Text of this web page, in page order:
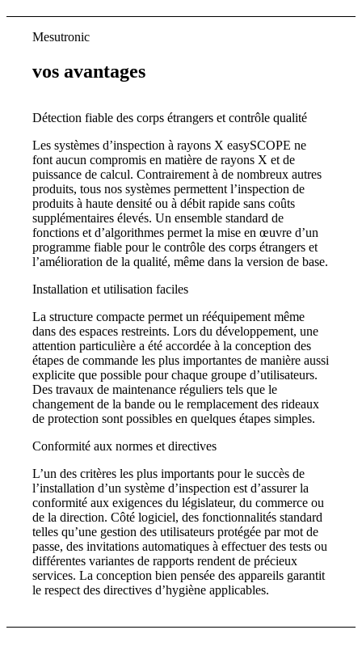
Mesutronic
vos avantages
Détection fiable des corps étrangers et contrôle qualité
Les systèmes d’inspection à rayons X easySCOPE ne
font aucun compromis en matière de rayons X et de
puissance de calcul. Contrairement à de nombreux autres
produits, tous nos systèmes permettent l’inspection de
produits à haute densité ou à débit rapide sans coûts
supplémentaires élevés. Un ensemble standard de
fonctions et d’algorithmes permet la mise en œuvre d’un
programme fiable pour le contrôle des corps étrangers et
l’amélioration de la qualité, même dans la version de base.
Installation et utilisation faciles
La structure compacte permet un rééquipement même
dans des espaces restreints. Lors du développement, une
attention particulière a été accordée à la conception des
étapes de commande les plus importantes de manière aussi
explicite que possible pour chaque groupe d’utilisateurs.
Des travaux de maintenance réguliers tels que le
changement de la bande ou le remplacement des rideaux
de protection sont possibles en quelques étapes simples.
Conformité aux normes et directives
L’un des critères les plus importants pour le succès de
l’installation d’un système d’inspection est d’assurer la
conformité aux exigences du législateur, du commerce ou
de la direction. Côté logiciel, des fonctionnalités standard
telles qu’une gestion des utilisateurs protégée par mot de
passe, des invitations automatiques à effectuer des tests ou
différentes variantes de rapports rendent de précieux
services. La conception bien pensée des appareils garantit
le respect des directives d’hygiène applicables.